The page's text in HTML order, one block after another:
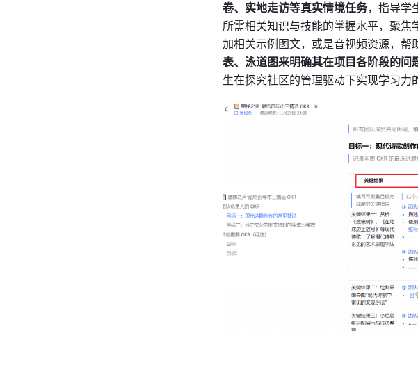
卷、实地走访等真实情境任务，指导学
所需相关知识与技能的掌握水平，聚
加相关示例图文，或是音视频资源，帮
表、泳道图来明确其在项目各阶段的问
生在探究社区的管理驱动下实现学习力